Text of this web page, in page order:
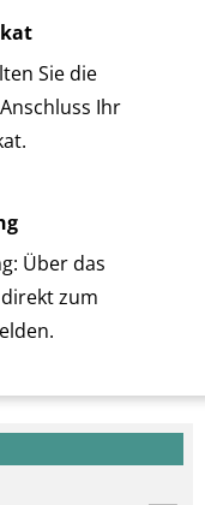
Sie die
Ihr
Über das
zum